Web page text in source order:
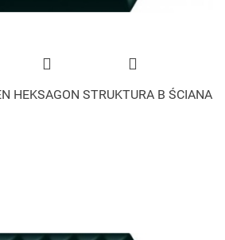
HEKSAGON STRUKTURA B ŚCIANA